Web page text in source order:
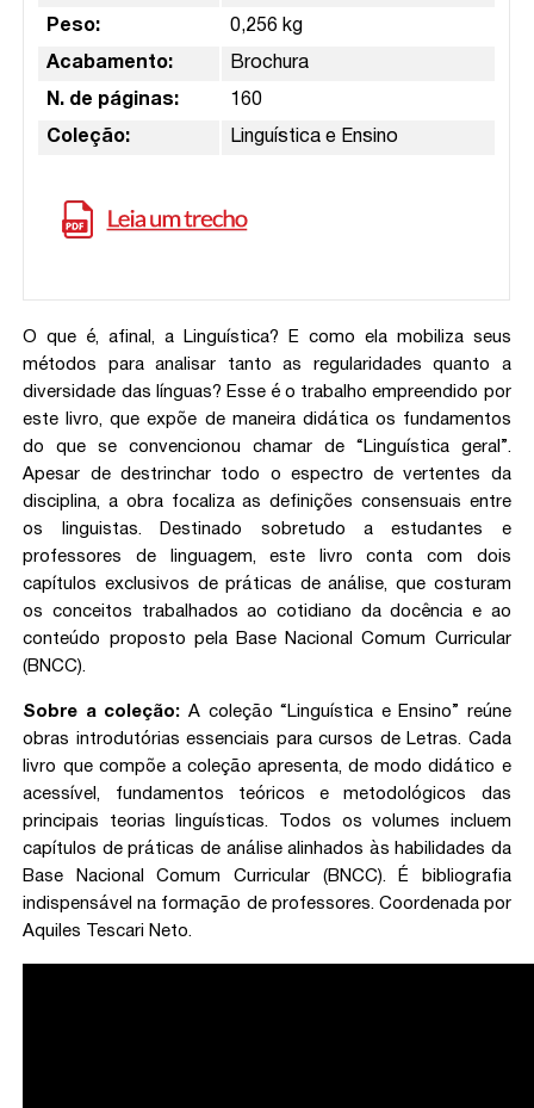
Peso: 0,256 kg
Acabamento: Brochura
N. de páginas: 160
Coleção: Linguística e Ensino
O que é, afinal, a Linguística? E como ela mobiliza seus
métodos para analisar tanto as regularidades quanto a
diversidade das línguas? Esse é o trabalho empreendido por
este livro, que expõe de maneira didática os fundamentos
do que se convencionou chamar de “Linguística geral”.
Apesar de destrinchar todo o espectro de vertentes da
disciplina, a obra focaliza as definições consensuais entre
os linguistas. Destinado sobretudo a estudantes e
professores de linguagem, este livro conta com dois
capítulos exclusivos de práticas de análise, que costuram
os conceitos trabalhados ao cotidiano da docência e ao
conteúdo proposto pela Base Nacional Comum Curricular
(BNCC).
Sobre a coleção: A coleção “Linguística e Ensino” reúne
obras introdutórias essenciais para cursos de Letras. Cada
livro que compõe a coleção apresenta, de modo didático e
acessível, fundamentos teóricos e metodológicos das
principais teorias linguísticas. Todos os volumes incluem
capítulos de práticas de análise alinhados às habilidades da
Base Nacional Comum Curricular (BNCC). É bibliografia
indispensável na formação de professores. Coordenada por
Aquiles Tescari Neto.